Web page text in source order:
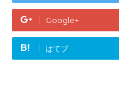
Google+
B! はてブ